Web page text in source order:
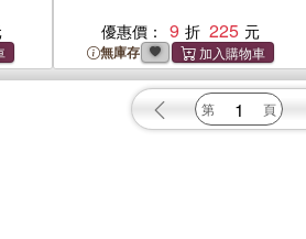
優惠價： 9 225
無庫存